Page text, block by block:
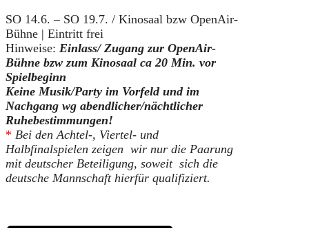
SO 14.6. – SO 19.7. / Kinosaal bzw OpenAir-
Bühne | Eintritt frei
Hinweise: Einlass/ Zugang zur OpenAir-
Bühne bzw zum Kinosaal ca 20 Min. vor
Spielbeginn
Keine Musik/Party im Vorfeld und im
Nachgang wg abendlicher/nächtlicher
Ruhebestimmungen!
* Bei den Achtel-, Viertel- und
Halbfinalspielen zeigen wir nur die Paarung
mit deutscher Beteiligung, soweit sich die
deutsche Mannschaft hierfür qualifiziert.